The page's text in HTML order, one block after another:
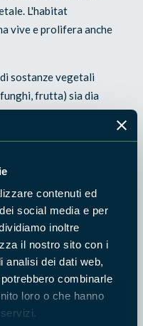
contenuti ed
social media e per
inoltre
il nostro sito con i
analisi dei dati web,
combinarle
loro o che hanno
L'habitat
vive e prolifera anche
sostanze vegetali
frutta) sia dia
e i solchi nel terreno che
l'areazione del terreno,
Senza dubbio il
difficile da gestire. La
la grande mobilità, il
per le colture
alto impatto. Nel Parco i
principale del lupo.